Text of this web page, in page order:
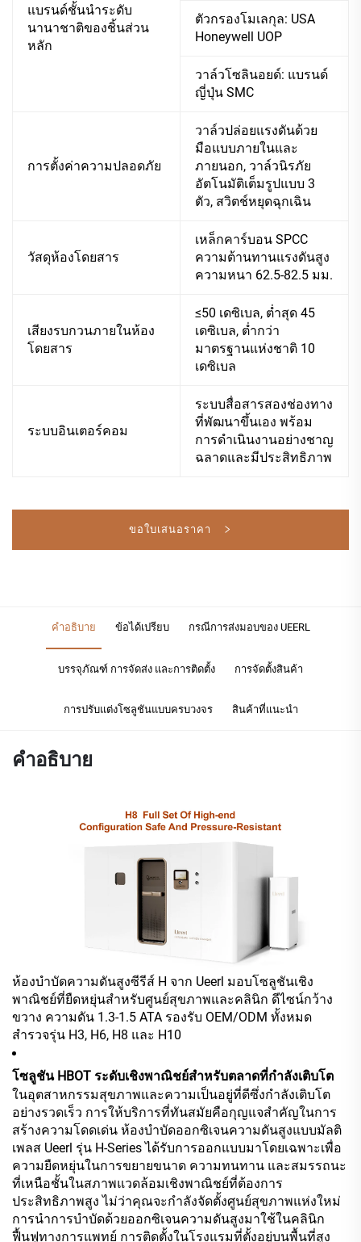
แบรนด์ชั้นนำระดับ
นานาชาติของชิ้นส่วน
หลัก
ตัวกรองโมเลกุล: USA
Honeywell UOP
วาล์วโซลินอยด์: แบรนด์
ญี่ปุ่น SMC
การตั้งค่าความปลอดภัย
วาล์วปล่อยแรงดันด้วย
มือแบบภายในและ
ภายนอก, วาล์วนิรภัย
อัตโนมัติเต็มรูปแบบ 3
ตัว, สวิตช์หยุดฉุกเฉิน
วัสดุห้องโดยสาร
เหล็กคาร์บอน SPCC
ความต้านทานแรงดันสูง
ความหนา 62.5-82.5 มม.
เสียงรบกวนภายในห้อง
โดยสาร
≤50 เดซิเบล, ต่ำสุด 45
เดซิเบล, ต่ำกว่า
มาตรฐานแห่งชาติ 10
เดซิเบล
ระบบอินเตอร์คอม
ระบบสื่อสารสองช่องทาง
ที่พัฒนาขึ้นเอง พร้อม
การดำเนินงานอย่างชาญ
ฉลาดและมีประสิทธิภาพ
ขอใบเสนอราคา
คำอธิบาย ข้อได้เปรียบ กรณีการส่งมอบของ UEERL
บรรจุภัณฑ์ การจัดส่ง และการติดตั้ง การจัดตั้งสินค้า
การปรับแต่งโซลูชันแบบครบวงจร สินค้าที่แนะนำ
คำอธิบาย
ห้องบำบัดความดันสูงซีรีส์ H จาก Ueerl มอบโซลูชันเชิง
พาณิชย์ที่ยืดหยุ่นสำหรับศูนย์สุขภาพและคลินิก ดีไซน์กว้าง
ขวาง ความดัน 1.3-1.5 ATA รองรับ OEM/ODM ทั้งหมด
สำรวจรุ่น H3, H6, H8 และ H10
โซลูชัน HBOT ระดับเชิงพาณิชย์สำหรับตลาดที่กำลังเติบโต
ในอุตสาหกรรมสุขภาพและความเป็นอยู่ที่ดีซึ่งกำลังเติบโต
อย่างรวดเร็ว การให้บริการที่ทันสมัยคือกุญแจสำคัญในการ
สร้างความโดดเด่น ห้องบำบัดออกซิเจนความดันสูงแบบมัลติ
เพลส Ueerl รุ่น H-Series ได้รับการออกแบบมาโดยเฉพาะเพื่อ
ความยืดหยุ่นในการขยายขนาด ความทนทาน และสมรรถนะ
ที่เหนือชั้นในสภาพแวดล้อมเชิงพาณิชย์ที่ต้องการ
ประสิทธิภาพสูง ไม่ว่าคุณจะกำลังจัดตั้งศูนย์สุขภาพแห่งใหม่
การนำการบำบัดด้วยออกซิเจนความดันสูงมาใช้ในคลินิก
ฟื้นฟูทางการแพทย์ การติดตั้งในโรงแรมที่ตั้งอยู่บนพื้นที่สูง